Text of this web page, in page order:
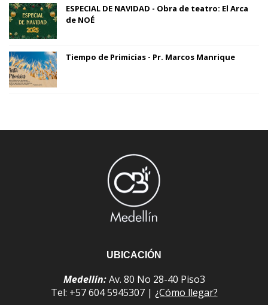
ESPECIAL DE NAVIDAD - Obra de teatro: El Arca
de NOÉ
Tiempo de Primicias - Pr. Marcos Manrique
UBICACIÓN
Medellín:Av. 80 No 28-40 Piso3
Tel: +57 604 5945307 | ¿Cómo llegar?